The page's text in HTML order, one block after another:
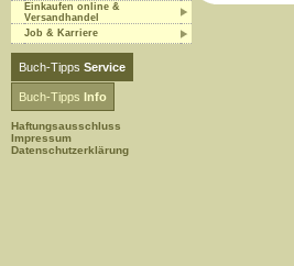
Einkaufen online &
Versandhandel
Job & Karriere
Buch-Tipps Service
Buch-Tipps Info
Haftungsausschluss
Impressum
Datenschutzerklärung